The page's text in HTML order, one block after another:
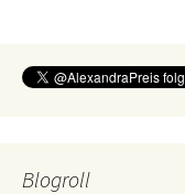
Blogroll